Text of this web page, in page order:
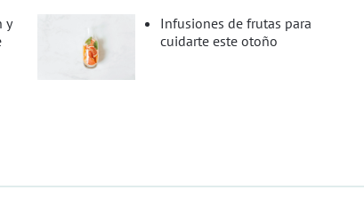
y
Infusiones de frutas para
cuidarte este otoño